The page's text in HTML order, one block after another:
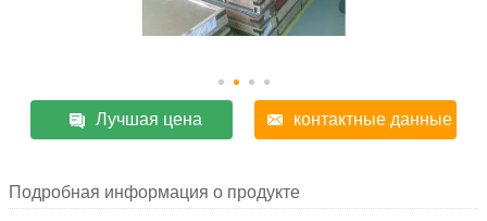
Лучшая цена контактные данные
Подробная информация о продукте